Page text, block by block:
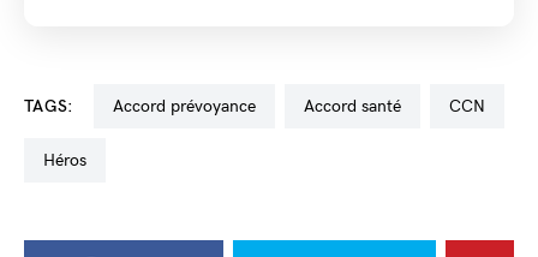
TAGS: accord prévoyance accord santé CCN
Héros